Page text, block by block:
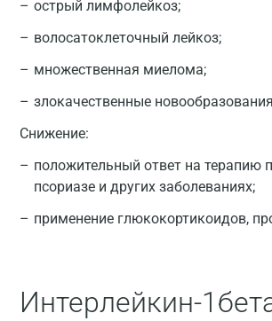
острый лимфолейкоз;
волосатоклеточный лейкоз;
множественная миелома;
злокачественные
Снижение:
положительный ответ на терапию
псориазе и других заболеваниях;
применение глюкокортикоидов,
Интерлейкин-